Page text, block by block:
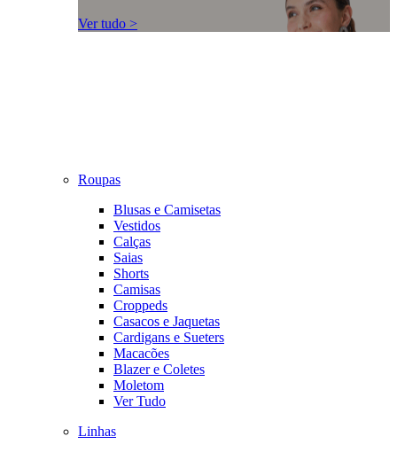
Ver tudo >
Roupas
Blusas e Camisetas
Vestidos
Calças
Saias
Shorts
Camisas
Croppeds
Casacos e Jaquetas
Cardigans e Sueters
Macacões
Blazer e Coletes
Moletom
Ver Tudo
Linhas